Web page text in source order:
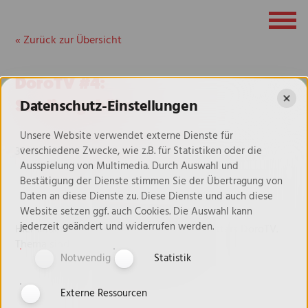
« Zurück zur Übersicht
DoroTV #4:
Studiengebühren
30. Juni 2023
Hier findet ihr Folge 3 meines Videonewsletters DoroTV.
Thema sind diesmal die Studiengebühren.
Datenschutz-Einstellungen
Unsere Website verwendet externe Dienste für
verschiedene Zwecke, wie z.B. für Statistiken oder die
Ausspielung von Multimedia. Durch Auswahl und
Bestätigung der Dienste stimmen Sie der Übertragung von
Daten an diese Dienste zu. Diese Dienste und auch diese
Website setzen ggf. auch Cookies. Die Auswahl kann
jederzeit geändert und widerrufen werden.
Notwendig
Statistik
Externe Ressourcen
✖